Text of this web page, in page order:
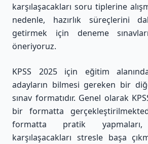
karşılaşacakları soru tiplerine
nedenle, hazırlık süreçlerini
getirmek için deneme
öneriyoruz.
KPSS 2025 için eğitim
adayların bilmesi gereken bir
sınav formatıdır. Genel olarak
bir formatta
formatta pratik
karşılaşacakları stresle başa